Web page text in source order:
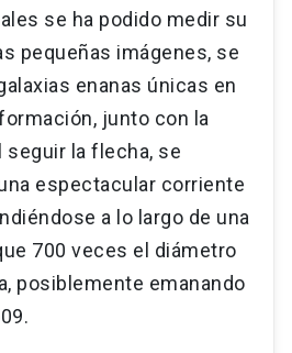
se ha podido medir su
pequeñas imágenes, se
enanas únicas en
junto con la
seguir la flecha, se
espectacular corriente
a lo largo de una
700 veces el diámetro
posiblemente emanando